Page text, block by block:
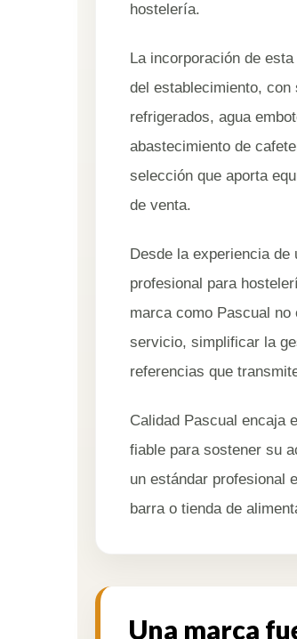
hostelería.
La incorporación de
del establecimiento,
refrigerados, agua
abastecimiento de
selección que aporta
de venta.
Desde la experiencia
profesional para
marca como Pascual
servicio, simplificar la
referencias que
Calidad Pascual encaja
fiable para sostener su
un estándar profesional
barra o tienda de
Una marca